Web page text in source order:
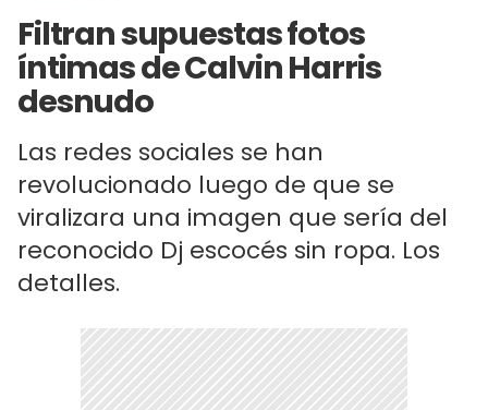
Filtran supuestas fotos
íntimas de Calvin Harris
desnudo
Las redes sociales se han
revolucionado luego de que se
viralizara una imagen que sería del
reconocido Dj escocés sin ropa. Los
detalles.